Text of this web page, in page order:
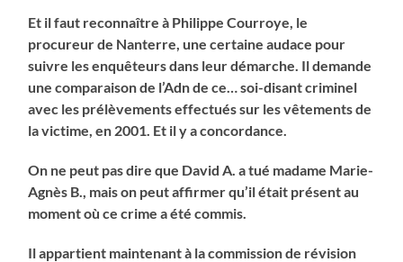
Et il faut reconnaître à Philippe Courroye, le
procureur de Nanterre, une certaine audace pour
suivre les enquêteurs dans leur démarche. Il demande
une comparaison de l’Adn de ce… soi-disant criminel
avec les prélèvements effectués sur les vêtements de
la victime, en 2001. Et il y a concordance.
On ne peut pas dire que David A. a tué madame Marie-
Agnès B., mais on peut affirmer qu’il était présent au
moment où ce crime a été commis.
Il appartient maintenant à la commission de révision